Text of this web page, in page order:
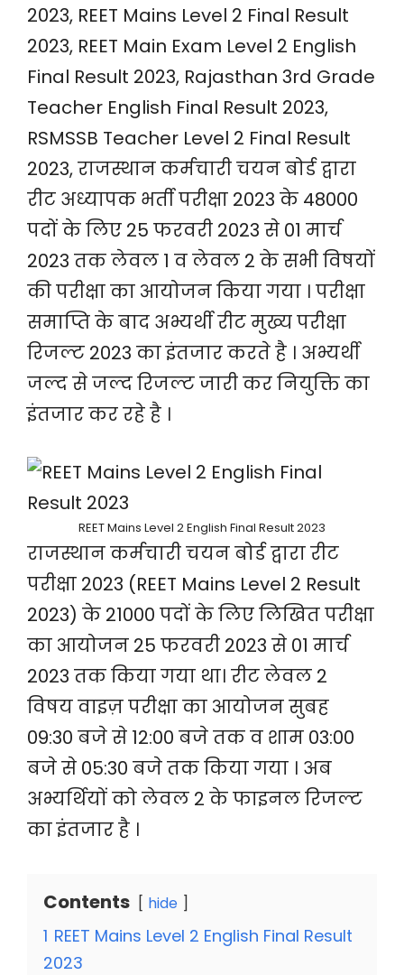
2023, REET Mains Level 2 Final Result
2023, REET Main Exam Level 2 English
Final Result 2023, Rajasthan 3rd Grade
Teacher English Final Result 2023,
RSMSSB Teacher Level 2 Final Result
2023, राजस्थान कर्मचारी चयन बोर्ड द्वारा
रीट अध्यापक भर्ती परीक्षा 2023 के 48000
पदों के लिए 25 फरवरी 2023 से 01 मार्च
2023 तक लेवल 1 व लेवल 2 के सभी विषयों
की परीक्षा का आयोजन किया गया । परीक्षा
समाप्ति के बाद अभ्यर्थी रीट मुख्य परीक्षा
रिजल्ट 2023 का इंतजार करते है । अभ्यर्थी
जल्द से जल्द रिजल्ट जारी कर नियुक्ति का
इंतजार कर रहे है ।
REET Mains Level 2 English Final Result 2023
राजस्थान कर्मचारी चयन बोर्ड द्वारा रीट
परीक्षा 2023 (REET Mains Level 2 Result
2023) के 21000 पदों के लिए लिखित परीक्षा
का आयोजन 25 फरवरी 2023 से 01 मार्च
2023 तक किया गया था। रीट लेवल 2
विषय वाइज़ परीक्षा का आयोजन सुबह
09:30 बजे से 12:00 बजे तक व शाम 03:00
बजे से 05:30 बजे तक किया गया । अब
अभ्यर्थियों को लेवल 2 के फाइनल रिजल्ट
का इंतजार है ।
Contents hide
1 REET Mains Level 2 English Final Result
2023